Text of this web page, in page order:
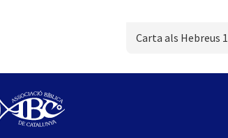
Carta als Hebreus 1